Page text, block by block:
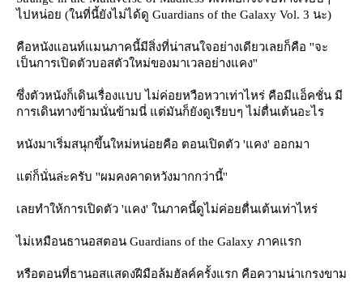
ไปหน่อย (ในที่นี้ยังไม่ได้ดู Guardians of the Galaxy Vol. 3 นะ)
คือหนังแอนท์แมนภาคนี้มีสิ่งที่น่าสนใจอย่างเดียวเลยก็คือ ''จะ
เป็นการเปิดตัวบอสตัวใหม่ของมาเวลอย่างแคง''
ซึ่งตัวหนังก็เดินเรื่องแบบ ไม่ค่อยหวือหวาเท่าไหร่ คือมีแอ็คชั่น มี
การเดินทางข้ามนั่นข้ามนี่ แต่มันก็ยังดูเรียบๆ ไม่ตื่นเต้นอะไร
หนังมาเริ่มสนุกขึ้นใหม่หน่อยคือ ตอนเปิดตัว 'แคง' ออกมา
ต่ก็นั่นล่ะครับ ''ผมคงคาดหวังมากกว่านี้''
เลยทำให้การเปิดตัว 'แคง' ในภาคนี้ดูไม่ค่อยตื่นเต้นเท่าไหร่
ไม่เหมือนธานอสตอน Guardians of the Galaxy ภาคแรก
หรือตอนที่ธานอสแสดงฝีมือล้มฮัลค์ครั้งแรก คือความน่าเกรงขาม